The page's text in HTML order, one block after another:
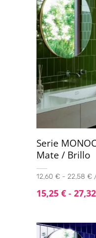
Serie
Mate / Brillo
12,60 € - 22,58 € /
15,25 € - 27,32